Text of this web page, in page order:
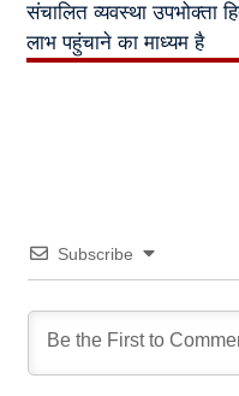
संचालित व्यवस्था उपभोक्ता
लाभ पहुंचाने का माध्यम है
Subscribe